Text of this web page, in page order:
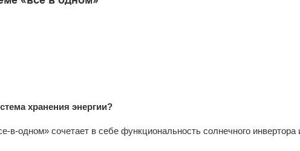
хранения энергии?
в-одном» сочетает в себе функциональность солнечного инвертора